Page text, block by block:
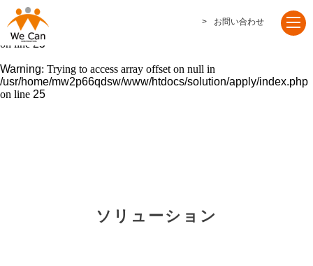
Warning: Undefined array key "wcan" in
/usr/home/mw2p66qdsw/www/htdocs/solution/apply/index.php
on line25
Warning: Trying to access array offset on null in
/usr/home/mw2p66qdsw/www/htdocs/solution/apply/index.php
on line 25
お問い合わせ
ソリューション